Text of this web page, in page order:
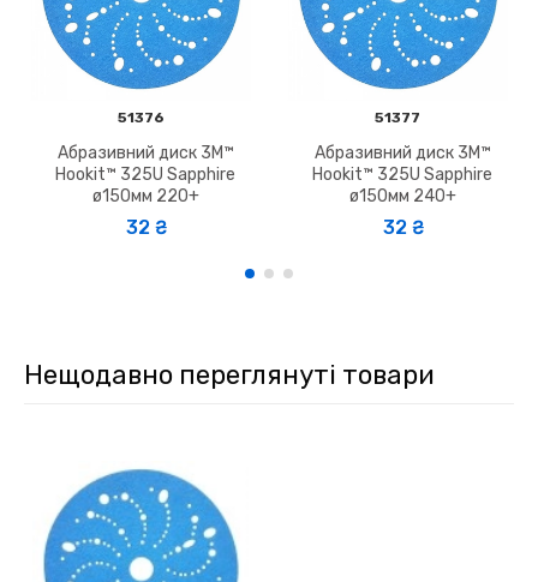
51376
Абразивний диск 3M™
Hookit™ 325U Sapphire
ø150мм 220+
32 ₴
51377
Абразивний диск 3M™
Hookit™ 325U Sapphire
ø150мм 240+
32 ₴
Нещодавно переглянуті товари